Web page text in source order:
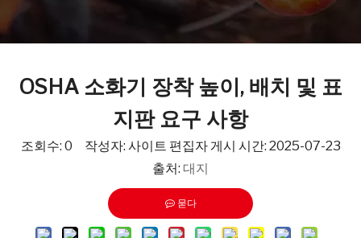
OSHA 소화기 장착 높이, 배치 및 표
지판 요구 사항
조회수: 0 작성자: 사이트 편집자 게시 시간: 2025-07-23
출처: 대지
묻다